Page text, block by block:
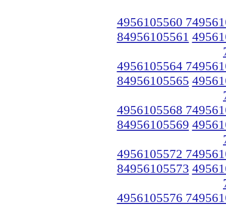
4956105560
84956105561
4956105564
84956105565
4956105568
84956105569
4956105572
84956105573
4956105576